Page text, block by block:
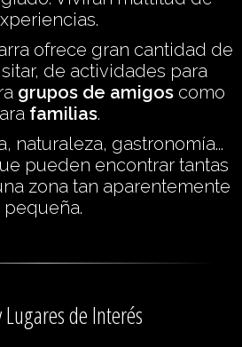
ofrece gran cantidad de
de actividades para
grupos de amigos como
familias.
naturaleza, gastronomía...
pueden encontrar tantas
zona tan aparentemente
pequeña.
Lugares de Interés